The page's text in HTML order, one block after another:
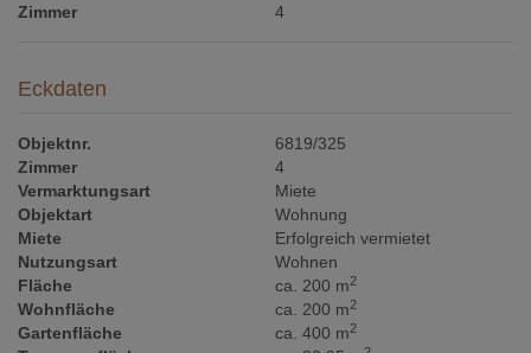
Zimmer 4
Eckdaten
Objektnr.
6819/325
Zimmer
4
Vermarktungsart
Miete
Objektart
Wohnung
Miete
Erfolgreich vermietet
Nutzungsart
Wohnen
Fläche
ca. 200 m2
Wohnfläche ca. 200 m2
Gartenfläche ca. 400 m2